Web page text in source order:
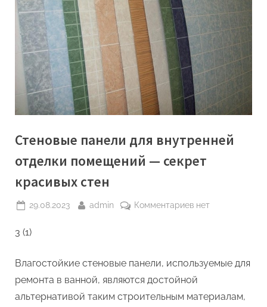
Стеновые панели для внутренней
отделки помещений — секрет
красивых стен
Posted
29.08.2023 By
admin Комментариевк
для
помещений
нет
3 (1)
Влагостойкие стеновые панели, используемые для
ремонта в ванной, являются достойной
альтернативой таким строительным материалам,